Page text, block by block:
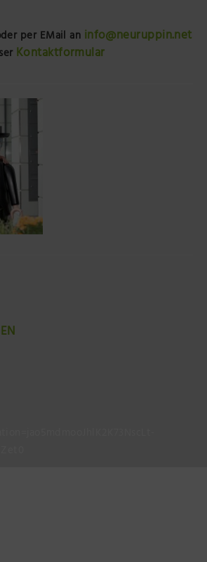
per EMail an info@neuruppin.net
Kontaktformular